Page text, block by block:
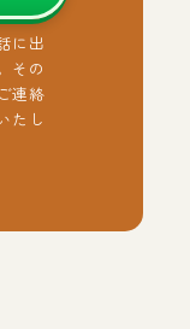
に出
その
連絡
たし